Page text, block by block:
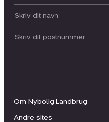
Om Nybolig Landbrug
Andre sites
Dit navn:
Postnummer